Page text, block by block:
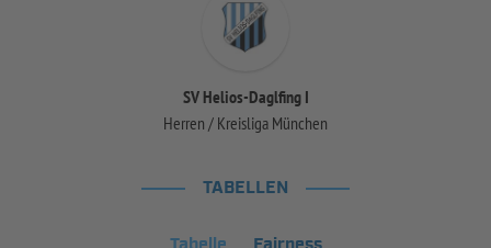
SV Helios-Daglfing I
Herren / Kreisliga München
TABELLEN